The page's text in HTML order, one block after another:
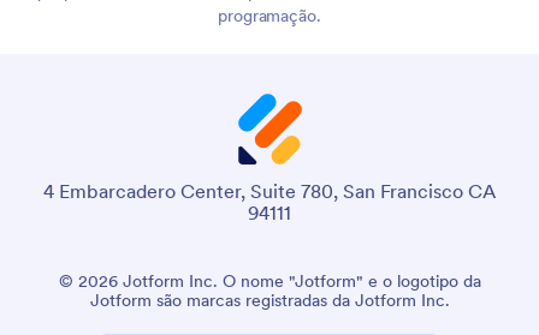
programação.
4 Embarcadero Center, Suite 780, San Francisco CA
94111
© 2026 Jotform Inc. O nome "Jotform" e o logotipo da
Jotform são marcas registradas da Jotform Inc.